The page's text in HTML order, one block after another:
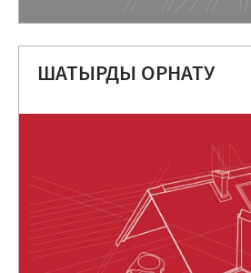
ШАТЫРДЫ ОРНАТУ